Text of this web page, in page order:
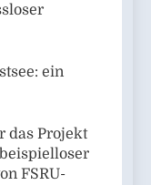
ein
das Projekt
FSRU-